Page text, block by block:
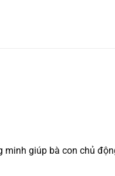
giúp bà con chủ